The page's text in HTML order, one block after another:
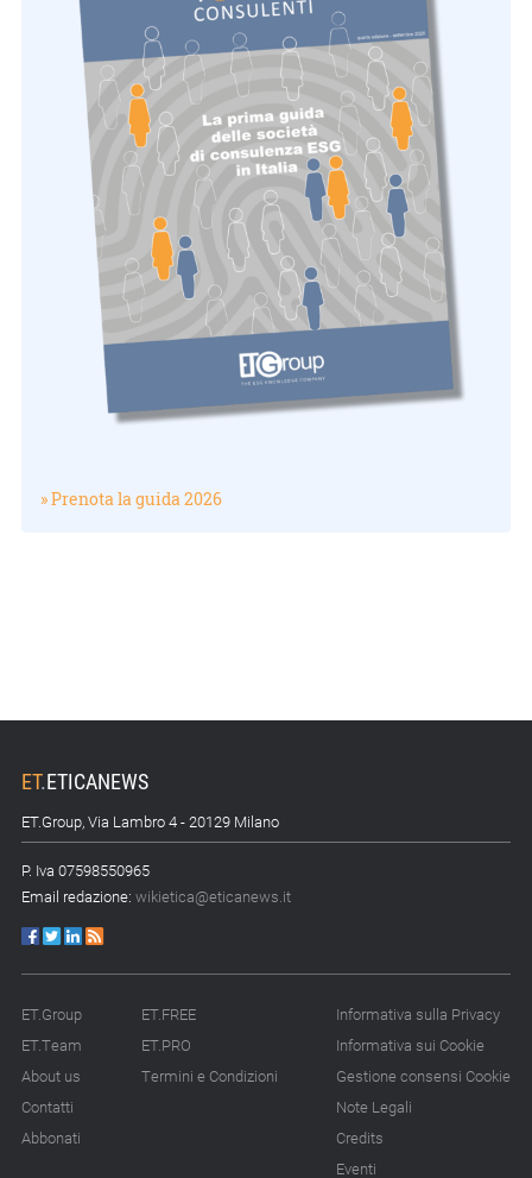
» Prenota la guida 2026
ET.ETICANEWS
ET.Group, Via Lambro 4 - 20129 Milano
P. Iva 07598550965
Email redazione: wikietica@eticanews.it
ET.Group
ET.Team
About us
Contatti
Abbonati
ET.FREE
ET.PRO
Termini e Condizioni
Informativa sulla Privacy
Informativa sui Cookie
Gestione consensi Cookie
Note Legali
Credits
Eventi